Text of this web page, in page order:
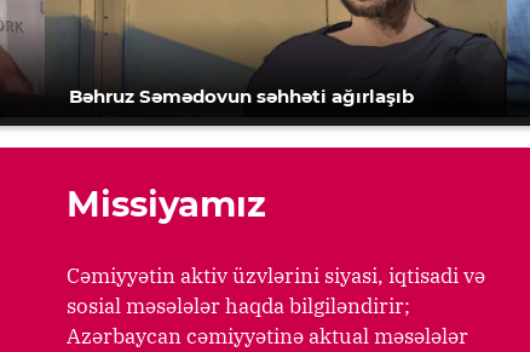
Bəhruz Səmədovun səhhəti ağırlaşıb
Missiyamız
Cəmiyyətin aktiv üzvlərini siyasi, iqtisadi və
sosial məsələlər haqda bilgiləndirir;
Azərbaycan cəmiyyətinə aktual məsələlər